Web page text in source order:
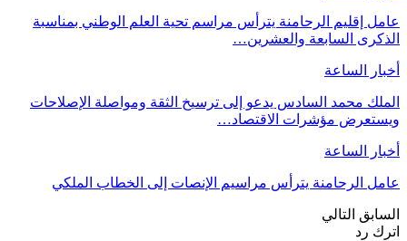
عامل إقليم الرحامنة يترأس مراسم تحية العلم الوطني بمناسبة
الذكرى السابعة والعشرين…
أخبار الساعة
الملك محمد السادس يدعو إلى ترسيخ الثقة ومواصلة الإصلاحات
ويستعرض مؤشرات الاقتصاد…
أخبار الساعة
عامل الرحامنة يترأس مراسيم الإنصات إلى الخطاب الملكي
السابق التالي
اترك رد